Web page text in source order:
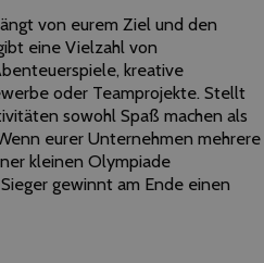
von eurem Ziel und den
eine Vielzahl von
kreative
oder Teamprojekte. Stellt
sowohl Spaß machen als
eurer Unternehmen mehrere
kleinen Olympiade
gewinnt am Ende einen